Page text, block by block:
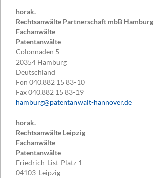
horak.
Rechtsanwälte Partnerschaft mbB Hamburg
Fachanwälte
Patentanwälte
Colonnaden 5
20354 Hamburg
Deutschland
Fon 040.882 15 83-10
Fax040.882 15 83-19
hamburg@patentanwalt-hannover.de
horak.
Rechtsanwälte Leipzig
Fachanwälte
Patentanwälte
Friedrich-List-Platz 1
04103 Leipzig